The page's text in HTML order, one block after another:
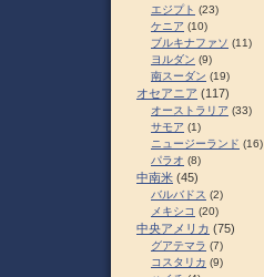
エジプト (23)
ケニア (10)
ブルキナファソ (11)
ヨルダン (9)
南スーダン (19)
オセアニア (117)
オーストラリア (33)
サモア (1)
ニュージーランド (16)
パラオ (8)
中南米 (45)
バルバドス (2)
メキシコ (20)
中央アメリカ (75)
グアテマラ (7)
コスタリカ (9)